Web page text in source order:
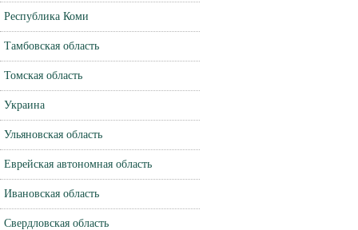
Республика Коми
Тамбовская область
Томская область
Украина
Ульяновская область
Еврейская автономная область
Ивановская область
Свердловская область